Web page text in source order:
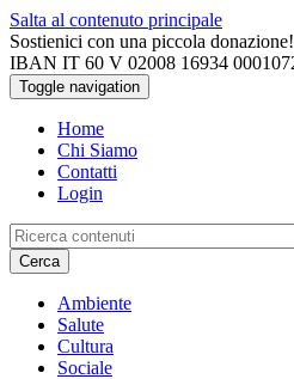
Salta al contenuto principale
Sostienici con una piccola donazione!
IBAN IT 60 V 02008 16934
Toggle navigation
Home
Chi Siamo
Contatti
Login
Cerca
Ambiente
Salute
Cultura
Sociale